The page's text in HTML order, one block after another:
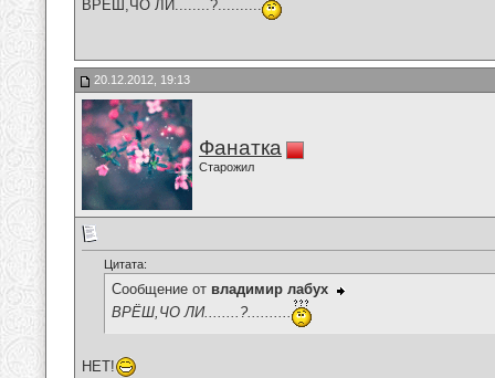
ВРЁШ,ЧО ЛИ........?..........
20.12.2012, 19:13
Фанатка
Старожил
Цитата:
Сообщение от владимир лабух
ВРЁШ,ЧО ЛИ........?..........
НЕТ!